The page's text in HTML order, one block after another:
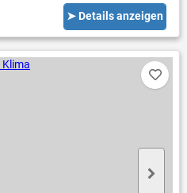
➤ Details anzeigen